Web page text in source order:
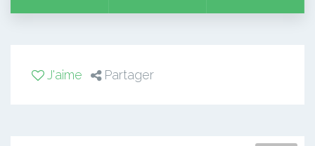
J'aime Partager